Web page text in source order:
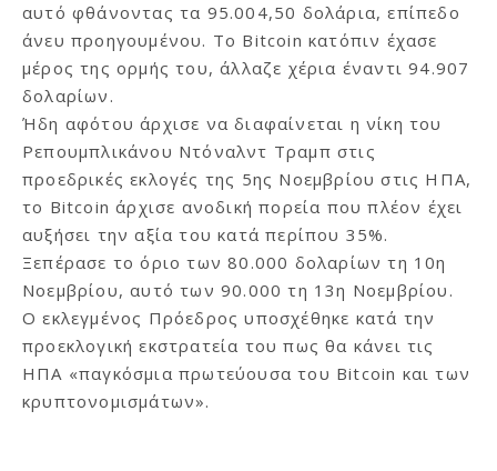
αυτό φθάνοντας τα 95.004,50 δολάρια, επίπεδο
άνευ προηγουμένου. Το Bitcoin κατόπιν έχασε
μέρος της ορμής του, άλλαζε χέρια έναντι 94.907
δολαρίων.
Ήδη αφότου άρχισε να διαφαίνεται η νίκη του
Ρεπουμπλικάνου Ντόναλντ Τραμπ στις
προεδρικές εκλογές της 5ης Νοεμβρίου στις ΗΠΑ,
το Bitcoin άρχισε ανοδική πορεία που πλέον έχει
αυξήσει την αξία του κατά περίπου 35%.
Ξεπέρασε το όριο των 80.000 δολαρίων τη 10η
Νοεμβρίου, αυτό των 90.000 τη 13η Νοεμβρίου.
Ο εκλεγμένος Πρόεδρος υποσχέθηκε κατά την
προεκλογική εκστρατεία του πως θα κάνει τις
ΗΠΑ «παγκόσμια πρωτεύουσα του Bitcoin και των
κρυπτονομισμάτων».